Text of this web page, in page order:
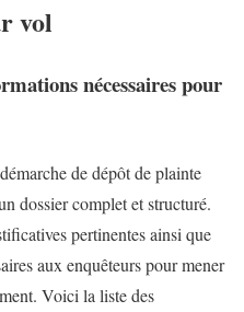
vol
nécessaires pour
de dépôt de plainte
dossier complet et structuré.
pertinentes ainsi que
aux enquêteurs pour mener
Voici la liste des